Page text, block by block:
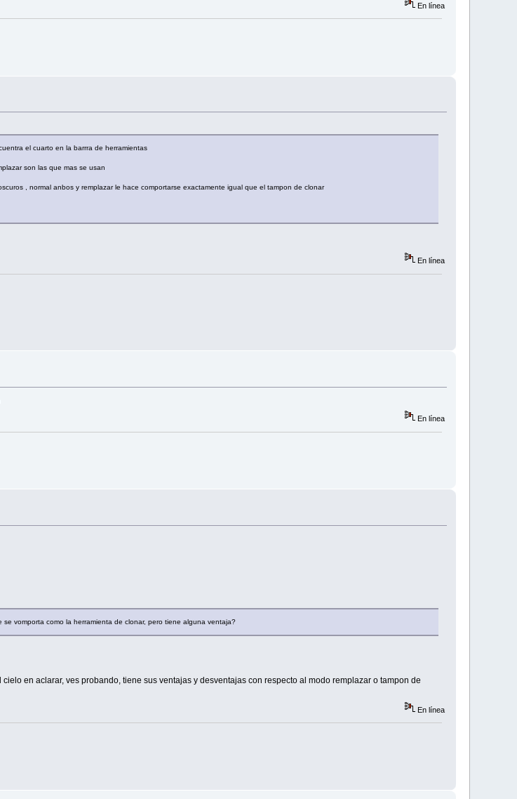
En línea
el cuarto en la barrra de herramientas
son las que mas se usan
, normal anbos y remplazar le hace comportarse exactamente igual que el tampon de clonar
En línea
En línea
vomporta como la herramienta de clonar, pero tiene alguna ventaja?
en aclarar, ves probando, tiene sus ventajas y desventajas con respecto al modo remplazar o tampon de
En línea